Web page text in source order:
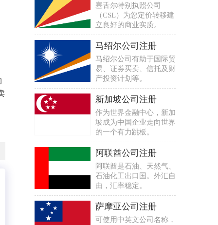
塞舌尔特别执照公司
（CSL）为您定价转移建
立良好的商业实质。
马绍尔公司注册
马绍尔公司有助于国际贸
易、证券买卖、信托及财
产投资计划等。
新加坡公司注册
作为世界金融中心，新加
坡成为中国企业走向世界
的一个有力跳板。
阿联酋公司注册
阿联酋是石油、天然气、
石油化工出口国。外汇自
由，汇率稳定。
萨摩亚公司注册
可使用中英文公司名称，